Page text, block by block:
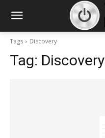
Tags Discovery
Tag: Discovery